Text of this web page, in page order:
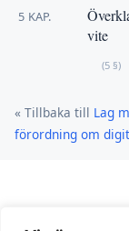
5 KAP.
vite
(5 §)
« Tillbaka till Lag
förordning om